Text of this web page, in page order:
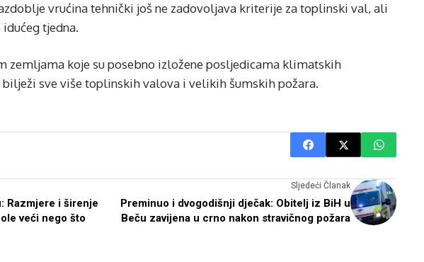
vrućina tehnički još ne zadovoljava kriterije za toplinski val, ali
tjedna.
zemljama koje su posebno izložene posljedicama klimatskih
sve više toplinskih valova i velikih šumskih požara.
Razmjere i širenje
veći nego što
Sljedeći Članak
Preminuo i dvogodišnji dječak: Obitelj iz BiH u
Beču zavijena u crno nakon stravičnog požara